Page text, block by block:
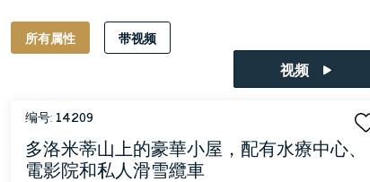
所有属性 带视频
视频
编号: 14209
多洛米蒂山上的豪華小屋，配有水療中心、
電影院和私人滑雪纜車